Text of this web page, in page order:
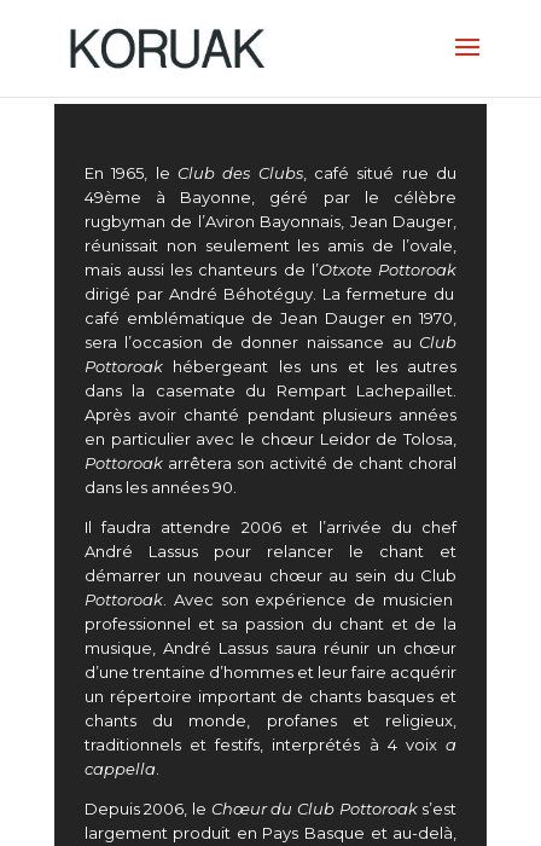
En 1965, le Club des Clubs, café situé rue du
49ème à Bayonne, géré par le célèbre
rugbyman de l’Aviron Bayonnais, Jean Dauger,
réunissait non seulement les amis de l’ovale,
mais aussi les chanteurs de l’Otxote Pottoroak
dirigé par André Béhotéguy. La fermeture du
café emblématique de Jean Dauger en 1970,
sera l’occasion de donner naissance auClub
Pottoroakhébergeant les uns et les autres
dans la casemate du Rempart Lachepaillet.
Après avoir chanté pendant plusieurs années
en particulier avec le chœur Leidor de Tolosa,
Pottoroakarrêtera son activité de chant choral
dans les années 90.
Il faudra attendre 2006 et l’arrivée du chef
André Lassus pour relancer le chant et
démarrer un nouveau chœur au sein du Club
Pottoroak. Avec son expérience de musicien
professionnel et sa passion du chant et de la
musique, André Lassus saura réunir un chœur
d’une trentaine d’hommes et leur faire acquérir
un répertoire important de chants basques et
chants du monde, profanes et religieux,
traditionnels et festifs, interprétés à 4 voixa
cappella.
Depuis 2006, le Chœur du Club Pottoroak s’est
largement produit en Pays Basque et au-delà,